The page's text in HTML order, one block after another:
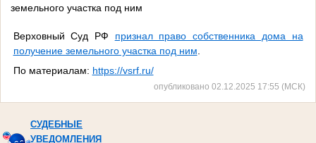
земельного участка под ним
Верховный Суд РФ признал право собственника дома на
получение земельного участка под ним
По материалам: https://vsrf.ru/
опубликовано 02.12.2025 17:55 (МСК)
СУДЕБНЫЕ
УВЕДОМЛЕНИЯ